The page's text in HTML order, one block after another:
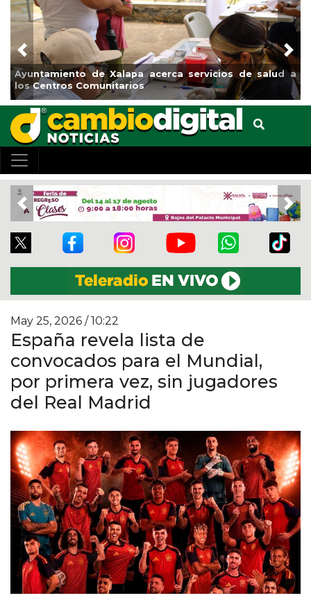
salud a
Municipio arrancará primera etapa de
el boulevard 5 de febrero
Previous
Previous
May 25, 2026 / 10:22
España revela lista de
convocados para el Mundial,
por primera vez, sin jugadores
del Real Madrid